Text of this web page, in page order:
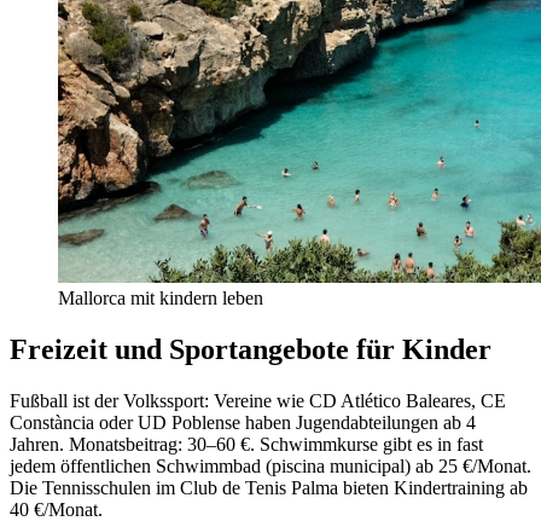
Mallorca mit kindern leben
Freizeit und Sportangebote für Kinder
Fußball ist der Volkssport: Vereine wie CD Atlético Baleares, CE
Constància oder UD Poblense haben Jugendabteilungen ab 4
Jahren. Monatsbeitrag: 30–60 €. Schwimmkurse gibt es in fast
jedem öffentlichen Schwimmbad (piscina municipal) ab 25 €/Monat.
Die Tennisschulen im Club de Tenis Palma bieten Kindertraining ab
40 €/Monat.